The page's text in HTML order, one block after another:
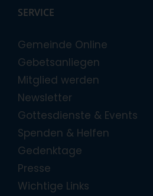
SERVICE
Gemeinde Online
Gebetsanliegen
Mitglied werden
Newsletter
Gottesdienste & Events
Spenden & Helfen
Gedenktage
Presse
Wichtige Links